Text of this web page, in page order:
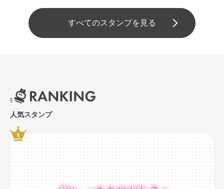
すべてのスタンプを見る
人気スタンプ